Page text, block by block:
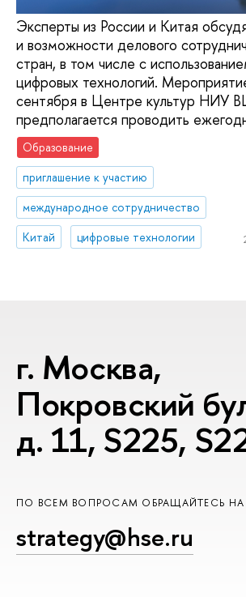
Эксперты из России и Китая
и возможности делового
стран, в том числе с
цифровых технологий.
сентября в Центре культур НИУ
предполагается проводить
Образование
приглашение к участию
международное сотрудничество
Китай
цифровые технологии
г. Москва,
Покровский
д. 11, S225,
ПО ВСЕМ ВОПРОСАМ ОБРАЩАЙТЕСЬ НА
strategy@hse.ru